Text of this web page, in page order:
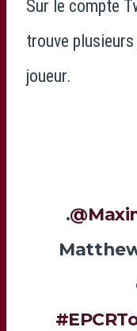
Sur le compte
trouve
joueur.
.